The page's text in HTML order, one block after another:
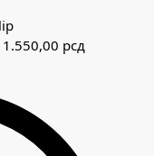
1.550,00 рсд